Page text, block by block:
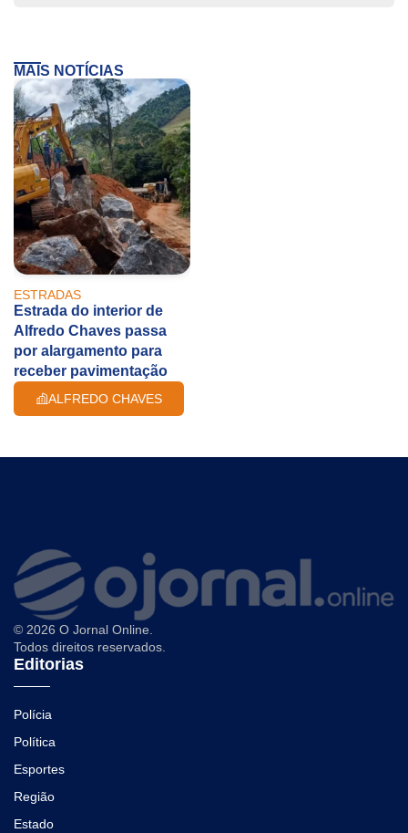
MAIS NOTÍCIAS
ESTRADAS
Estrada do interior de
Alfredo Chaves passa
por alargamento para
receber pavimentação
ALFREDO CHAVES
© 2026 O Jornal Online.
Todos direitos reservados.
Editorias
Polícia
Política
Esportes
Região
Estado